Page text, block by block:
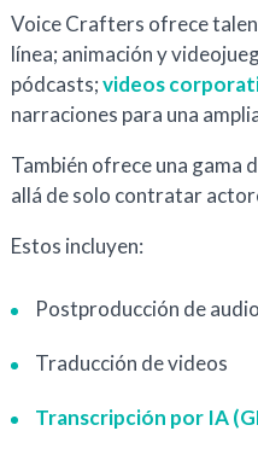
Voice Crafters ofrece
línea; animación y
pódcasts;videos
narraciones para una
También ofrece una gama
allá de solo contratar
Estos incluyen:
Postproducción de audio
Traducción de videos
Transcripción por IA